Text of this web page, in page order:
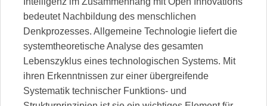
bedeutet Nachbildung des menschlichen
Denkprozesses. Allgemeine Technologie liefert die
systemtheoretische Analyse des gesamten
Lebenszyklus eines technologischen Systems. Mit
ihren Erkenntnissen zur einer übergreifende
Systematik technischer Funktions- und